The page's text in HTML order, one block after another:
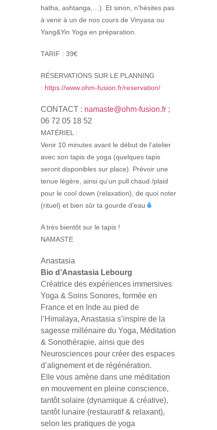
hatha, ashtanga,…). Et sinon, n’hésites pas
à venir à un de nos cours de Vinyasa ou
Yang&Yin Yoga en préparation.
TARIF : 39€
RÉSERVATIONS SUR LE PLANNING
: https://www.ohm-fusion.fr/reservation/
CONTACT : namaste@ohm-fusion.fr ;
06 72 05 18 52
MATÉRIEL :
Venir 10 minutes avant le début de l’atelier
avec son tapis de yoga (quelques tapis
seront disponibles sur place). Prévoir une
tenue légère, ainsi qu’un pull chaud /plaid
pour le cool down (relaxation), de quoi noter
(rituel) et bien sûr ta gourde d’eau
A très bientôt sur le tapis !
NAMASTE
Anastasia
Bio d’Anastasia Lebourg
Créatrice des expériences immersives
Yoga & Soins Sonores, formée en
France et en Inde au pied de
l’Himalaya, Anastasia s’inspire de la
sagesse millénaire du Yoga, Méditation
& Sonothérapie, ainsi que des
Neurosciences pour créer des espaces
d’alignement et de régénération.
Elle vous amène dans une méditation
en mouvement en pleine conscience,
tantôt solaire (dynamique & créative),
tantôt lunaire (restauratif & relaxant),
selon les pratiques de yoga